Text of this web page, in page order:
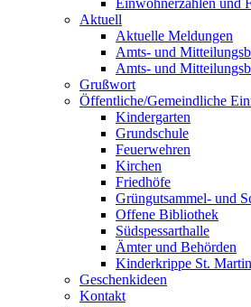
Einwohnerzahlen und
Aktuell
Aktuelle Meldungen
Amts- und
Amts- und
Grußwort
Öffentliche/Gemeindliche
Kindergarten
Grundschule
Feuerwehren
Kirchen
Friedhöfe
Grüngutsammel- und
Offene Bibliothek
Südspessarthalle
Ämter und Behörden
Kinderkrippe St. Martin
Geschenkideen
Kontakt